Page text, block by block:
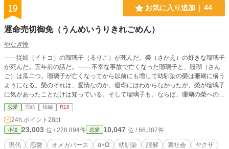
19 お気に入り追加 44
運命売切御免（うんめいうりきれごめん）
やなぎ怜
――従姉（イトコ）の瑠璃子（るりこ）が死んだ。榮（さかえ）の好きな瑠璃子
が死んだ。五年前の話だ。―― 不幸な事故で亡くなった瑠璃子と、珊瑚（さん
ご）は瓜二つ。瑠璃子が亡くなってから以前にも増して幼馴染の榮は珊瑚に構う
ようになる。榮のそれは、愛情なのか。珊瑚にはわからなかったが、榮が瑠璃子
に気があったことだけは知っている。そして瑠璃子も。ならば、珊瑚の榮への恋
心はどこに置けばいいのだろうか。わからないまま、求められるまま、珊瑚は榮
に身をゆだねる。だがそんな珊瑚に「運命のつがい」が現れて――。 ※異性間
（男女）オメガバース。性的表現あり。18歳未満の登場人物の性交渉の表現が
あります。性描写はぬるい上に少ないです。主人公は後ろ向きでめんどうくさい
性格です。裏社会関連の設定についてはふんわりと読んでください。
恋愛 完結 短編 R18
24h.ポイント 28pt
小説 23,003 位 / 228,894件 恋愛 10,047 位 / 66,387件
現代 恋愛 オメガバース α×Ω 幼馴染 誤解 裏社会
ヤクザ